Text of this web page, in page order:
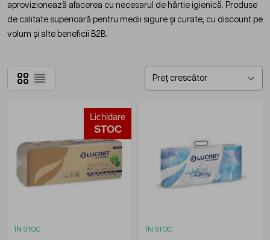
aprovizionează afacerea cu necesarul de hârtie igienică. Produse
de calitate superioară pentru medii sigure și curate, cu discount pe
volum și alte beneficii B2B.
Grilă
Listă
Lichidare
STOC
ÎN STOC ÎN STOC